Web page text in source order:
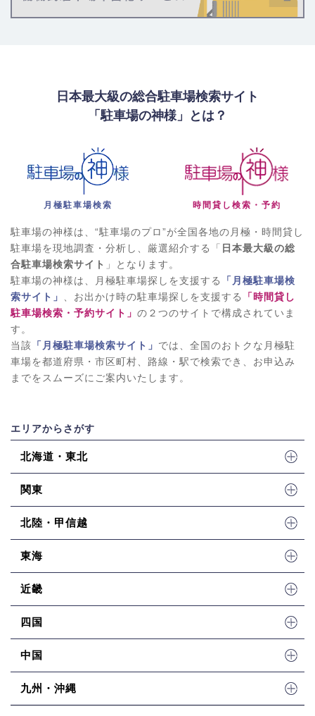
日本最大級の総合駐車場検索サイト
「駐車場の神様」とは？
月極駐車場検索 時間貸し検索・予約
駐車場の神様は、“駐車場のプロ”が全国各地の月極・時間貸し
駐車場を現地調査・分析し、厳選紹介する「 日本最大級の総
合駐車場検索サイト 」となります。
駐車場の神様は、月極駐車場探しを支援する
「月極駐車場検
索サイト」
、お出かけ時の駐車場探しを支援する
「時間貸し
駐車場検索・予約サイト」 の２つのサイトで構成されていま
す。
当該 「月極駐車場検索サイト」 では、全国のおトクな月極駐
車場を都道府県・市区町村、路線・駅で検索でき、お申込み
までをスムーズにご案内いたします。
エリアからさがす
北海道・東北
関東
北陸・甲信越
東海
近畿
四国
中国
九州・沖縄